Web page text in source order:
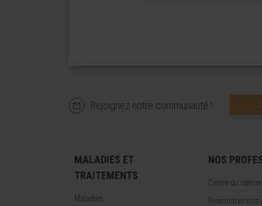
Rejoignez notre communauté !
MALADIES ET
TRAITEMENTS
Maladies
NOS
Centre du cancer
Rencontrez